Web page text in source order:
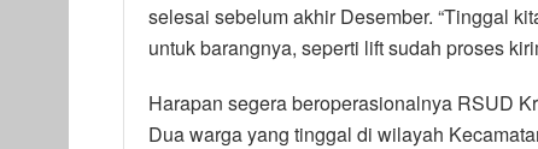
selesai sebelum akhir Desember. “Tinggal
untuk barangnya, seperti lift sudah proses
Harapan segera beroperasionalnya RSUD
Dua warga yang tinggal di wilayah